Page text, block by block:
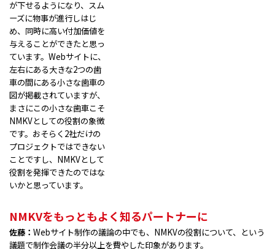
が下せるようになり、スム
ーズに物事が進行しはじ
め、同時に高い付加価値を
与えることができたと思っ
ています。Webサイトに、
左右にある大きな2つの歯
車の間にある小さな歯車の
図が掲載されていますが、
まさにこの小さな歯車こそ
NMKVとしての役割の象徴
です。おそらく2社だけの
プロジェクトではできない
ことですし、NMKVとして
役割を発揮できたのではな
いかと思っています。
NMKVをもっともよく知るパートナーに
佐藤： Webサイト制作の議論の中でも、NMKVの役割について、という
議題で制作会議の半分以上を費やした印象があります。